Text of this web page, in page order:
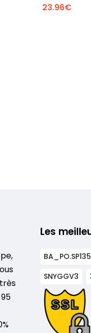
Voir plus +
23.96€
Les
SNYGGV3